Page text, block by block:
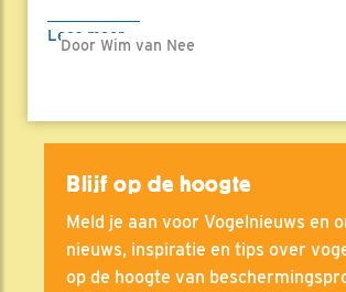
Lees meer
Door Wim van Nee
Blijf op de hoogte
Meld je aan voor Vogelnieuws en
nieuws, inspiratie en tips over
op de hoogte van